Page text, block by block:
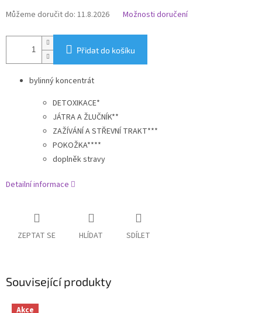
Můžeme doručit do: 11.8.2026 Možnosti doručení
Přidat do košíku
bylinný koncentrát
DETOXIKACE*
JÁTRA A ŽLUČNÍK**
ZAŽÍVÁNÍ A STŘEVNÍ TRAKT***
POKOŽKA****
doplněk stravy
Detailní informace
ZEPTAT SE HLÍDAT SDÍLET
Související produkty
Akce